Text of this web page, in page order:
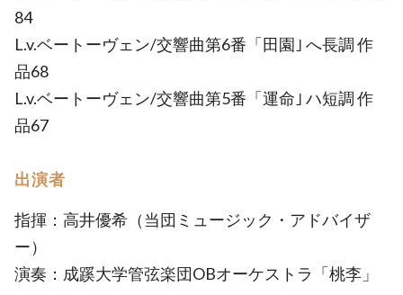
84
L.v.ベートーヴェン/交響曲第6番「田園｣ へ長調 作
品68
L.v.ベートーヴェン/交響曲第5番「運命｣ ハ短調 作
品67
出演者
指揮：高井優希（当団ミュージック・アドバイザ
ー）
演奏：成蹊大学管弦楽団OBオーケストラ「桃李」